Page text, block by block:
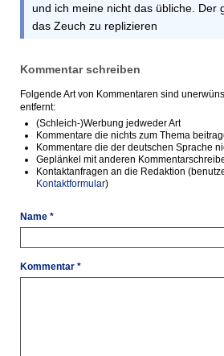
und ich meine nicht das übliche. Der
das Zeuch zu replizieren
Kommentar schreiben
Folgende Art von Kommentaren sind
entfernt:
(Schleich-)Werbung jedweder Art
Kommentare die nichts zum Thema
Kommentare die der deutschen Sprache
Geplänkel mit anderen
Kontaktanfragen an die Redaktion
Kontaktformular)
Name *
Kommentar *